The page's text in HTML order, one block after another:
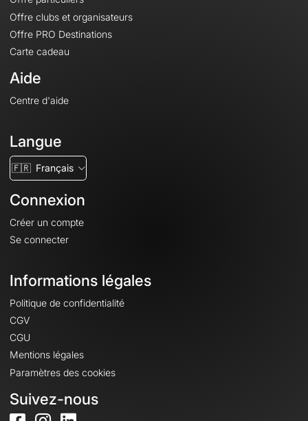
Offre clubs et organisateurs
Offre PRO Destinations
Carte cadeau
Aide
Centre d'aide
Langue
🇫🇷 Français
Connexion
Créer un compte
Se connecter
Informations légales
Politique de confidentialité
CGV
CGU
Mentions légales
Paramètres des cookies
Suivez-nous